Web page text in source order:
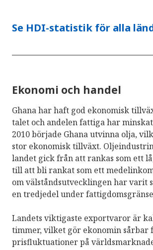
Se HDI-statistik för alla
Ekonomi och handel
Ghana har haft god ekonomisk
talet och andelen fattiga har
2010 började Ghana utvinna olja,
stor ekonomisk tillväxt.
landet gick från att rankas som ett
till att bli rankat som ett
om välståndsutvecklingen har varit
en tredjedel under
Landets viktigaste exportvaror är
timmer, vilket gör ekonomin sårbar
prisfluktuationer på